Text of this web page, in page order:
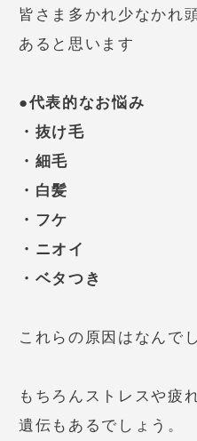
皆さま多かれ少なかれ
あると思います
●代表的なお悩み
・抜け毛
・細毛
・白髪
・フケ
・ニオイ
・ベタつき
これらの原因はなんで
もちろんストレスや疲
遺伝もあるでしょう。